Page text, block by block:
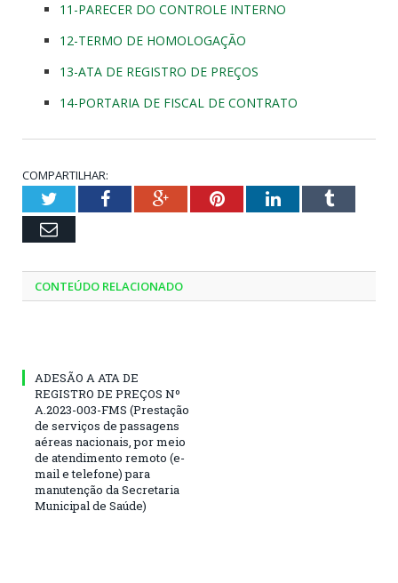
11-PARECER DO CONTROLE INTERNO
12-TERMO DE HOMOLOGAÇÃO
13-ATA DE REGISTRO DE PREÇOS
14-PORTARIA DE FISCAL DE CONTRATO
COMPARTILHAR:
TwitterFacebookGoogle+PinterestLinkedInTumblr
Email
CONTEÚDO RELACIONADO
ADESÃO A ATA DE
REGISTRO DE PREÇOS Nº
A.2023-003-FMS (Prestação
de serviços de passagens
aéreas nacionais, por meio
de atendimento remoto (e-
mail e telefone) para
manutenção da Secretaria
Municipal de Saúde)